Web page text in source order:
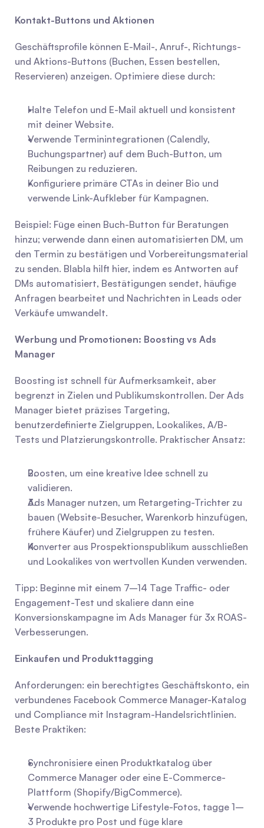
Kontakt-Buttons und Aktionen
Geschäftsprofile können E-Mail-, Anruf-, Richtungs-
und Aktions-Buttons (Buchen, Essen bestellen,
Reservieren) anzeigen. Optimiere diese durch:
Halte Telefon und E-Mail aktuell und konsistent
mit deiner Website.
Verwende Terminintegrationen (Calendly,
Buchungspartner) auf dem Buch-Button, um
Reibungen zu reduzieren.
Konfiguriere primäre CTAs in deiner Bio und
verwende Link-Aufkleber für Kampagnen.
Beispiel: Füge einen Buch-Button für Beratungen
hinzu; verwende dann einen automatisierten DM, um
den Termin zu bestätigen und Vorbereitungsmaterial
zu senden. Blabla hilft hier, indem es Antworten auf
DMs automatisiert, Bestätigungen sendet, häufige
Anfragen bearbeitet und Nachrichten in Leads oder
Verkäufe umwandelt.
Werbung und Promotionen: Boosting vs Ads
Manager
Boosting ist schnell für Aufmerksamkeit, aber
begrenzt in Zielen und Publikumskontrollen. Der Ads
Manager bietet präzises Targeting,
benutzerdefinierte Zielgruppen, Lookalikes, A/B-
Tests und Platzierungskontrolle. Praktischer Ansatz:
Boosten, um eine kreative Idee schnell zu
validieren.
Ads Manager nutzen, um Retargeting-Trichter zu
bauen (Website-Besucher, Warenkorb hinzufügen,
frühere Käufer) und Zielgruppen zu testen.
Konverter aus Prospektionspublikum ausschließen
und Lookalikes von wertvollen Kunden verwenden.
Tipp: Beginne mit einem 7–14 Tage Traffic- oder
Engagement-Test und skaliere dann eine
Konversionskampagne im Ads Manager für 3x ROAS-
Verbesserungen.
Einkaufen und Produkttagging
Anforderungen: ein berechtigtes Geschäftskonto, ein
verbundenes Facebook Commerce Manager-Katalog
und Compliance mit Instagram-Handelsrichtlinien.
Beste Praktiken:
Synchronisiere einen Produktkatalog über
Commerce Manager oder eine E-Commerce-
Plattform (Shopify/BigCommerce).
Verwende hochwertige Lifestyle-Fotos, tagge 1–
3 Produkte pro Post und füge klare